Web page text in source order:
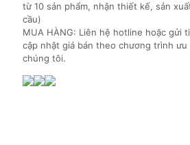
từ 10 sản phẩm, nhận thiết kế, sản
cầu)
MUA HÀNG: Liên hệ hotline hoặc gửi
cập nhật giá bán theo chương trình ưu
chúng tôi.